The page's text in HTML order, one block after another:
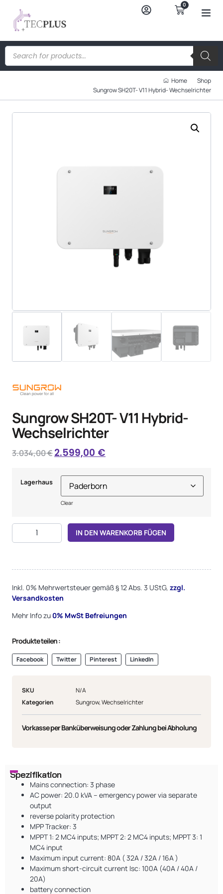
0
Home
Shop
Sungrow SH20T- V11 Hybrid- Wechselrichter
Sungrow SH20T- V11 Hybrid-
Wechselrichter
3.034,00€2.599,00 €
Lagerhaus
Clear
IN DEN WARENKORB FÜGEN
Inkl. 0% Mehrwertsteuer gemäß § 12 Abs. 3 UStG, zzgl.
Versandkosten
Mehr Info zu 0% MwSt Befreiungen
Produkte teilen :
Facebook Twitter Pinterest LinkedIn
SKU
N/A
Kategorien
Sungrow,Wechselrichter
Vorkasse per Banküberweisung oder Zahlung bei Abholung
Spezifikation
Mains connection: 3 phase
AC power: 20.0 kVA – emergency power via separate
output
reverse polarity protection
MPP Tracker: 3
MPPT 1: 2 MC4 inputs; MPPT 2: 2 MC4 inputs; MPPT 3: 1
MC4 input
Maximum input current: 80A ( 32A / 32A / 16A )
Maximum short-circuit current Isc: 100A (40A / 40A /
20A)
battery connection